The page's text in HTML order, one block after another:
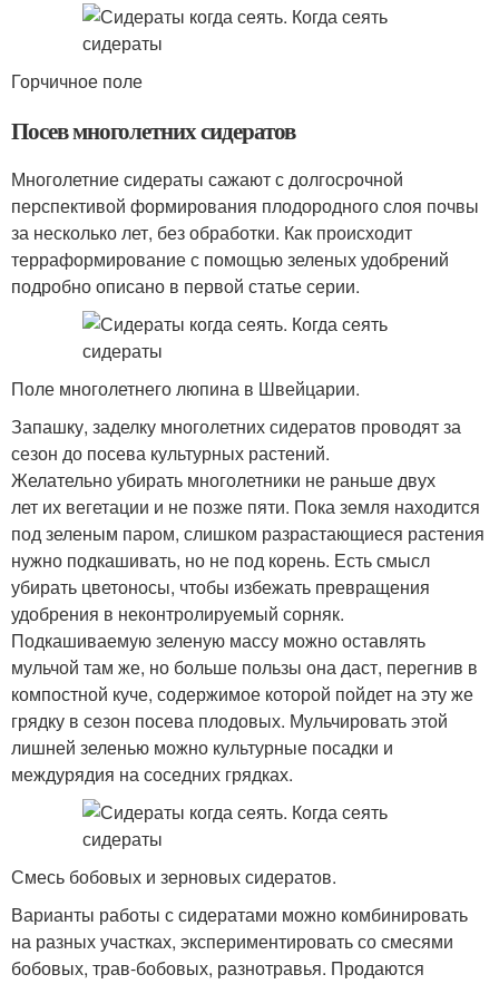
Горчичное поле
Посев многолетних сидератов
Многолетние сидераты сажают с долгосрочной
перспективой формирования плодородного слоя почвы
за несколько лет, без обработки. Как происходит
терраформирование с помощью зеленых удобрений
подробно описано в первой статье серии.
Поле многолетнего люпина в Швейцарии.
Запашку, заделку многолетних сидератов проводят за
сезон до посева культурных растений.
Желательно убирать многолетники не раньше двух
лет их вегетации и не позже пяти. Пока земля находится
под зеленым паром, слишком разрастающиеся растения
нужно подкашивать, но не под корень. Есть смысл
убирать цветоносы, чтобы избежать превращения
удобрения в неконтролируемый сорняк.
Подкашиваемую зеленую массу можно оставлять
мульчой там же, но больше пользы она даст, перегнив в
компостной куче, содержимое которой пойдет на эту же
грядку в сезон посева плодовых. Мульчировать этой
лишней зеленью можно культурные посадки и
междурядия на соседних грядках.
Смесь бобовых и зерновых сидератов.
Варианты работы с сидератами можно комбинировать
на разных участках, экспериментировать со смесями
бобовых, трав-бобовых, разнотравья. Продаются